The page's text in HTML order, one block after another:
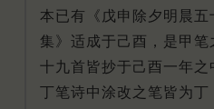
本已有《戊申除夕明晨
集》适成于己酉，是甲
十九首皆抄于己酉一年之
丁笔诗中涂改之笔皆为